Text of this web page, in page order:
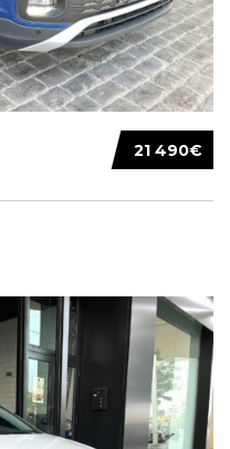
21 490€